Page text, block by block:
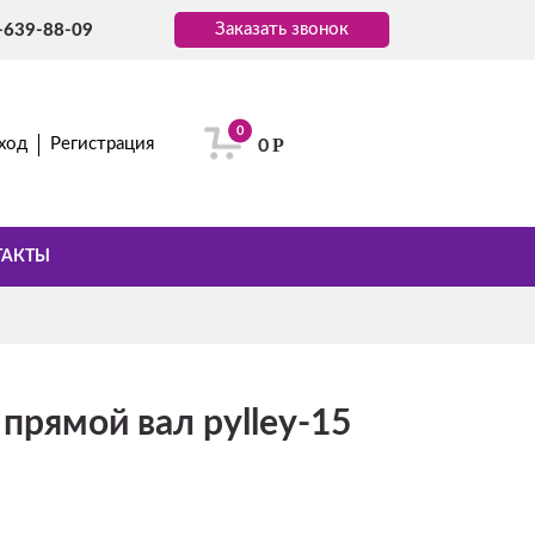
88-09 Заказать звонок
Регистрация
0
0Р
вал pylley-15